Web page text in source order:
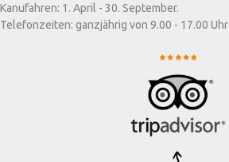
Kanufahren: 1. April - 30. September.
Telefonzeiten: ganzjährig von 9.00 - 17.00 Uhr